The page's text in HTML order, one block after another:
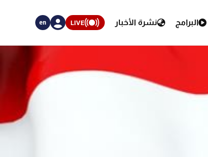
البرامج نشرة الأخبار LIVE
en